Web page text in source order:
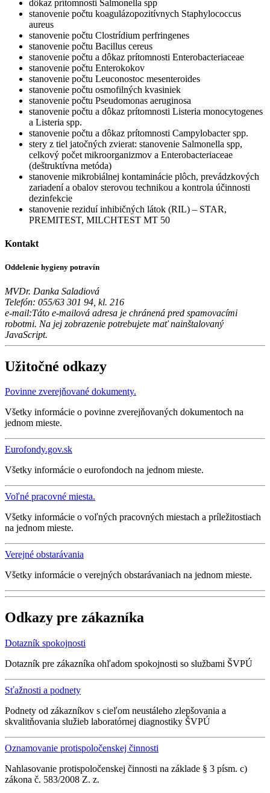
dôkaz prítomnosti Salmonella spp
stanovenie počtu koagulázopozitívnych Staphylococcus
aureus
stanovenie počtu Clostrídium perfringenes
stanovenie počtu Bacillus cereus
stanovenie počtu a dôkaz prítomnosti Enterobacteriaceae
stanovenie počtu Enterokokov
stanovenie počtu Leuconostoc mesenteroides
stanovenie počtu osmofilných kvasiniek
stanovenie počtu Pseudomonas aeruginosa
stanovenie počtu a dôkaz prítomnosti Listeria monocytogenes
a Listeria spp.
stanovenie počtu a dôkaz prítomnosti Campylobacter spp.
stery z tiel jatočných zvierat: stanovenie Salmonella spp,
celkový počet mikroorganizmov a Enterobacteriaceae
(deštruktívna metóda)
stanovenie mikrobiálnej kontaminácie plôch, prevádzkových
zariadení a obalov sterovou technikou a kontrola účinnosti
dezinfekcie
stanovenie reziduí inhibičných látok (RIL) – STAR,
PREMITEST, MILCHTEST MT 50
Kontakt
Oddelenie hygieny potravín
MVDr. Danka Saladiová
Telefón: 055/63 301 94, kl. 216
e-mail:Táto e-mailová adresa je chránená pred spamovacími
robotmi. Na jej zobrazenie potrebujete mať nainštalovaný
JavaScript.
Užitočné odkazy
Povinne zverejňované dokumenty.
Všetky informácie o povinne zverejňovaných dokumentoch na
jednom mieste.
Eurofondy.gov.sk
Všetky informácie o eurofondoch na jednom mieste.
Voľné pracovné miesta.
Všetky informácie o voľných pracovných miestach a príležitostiach
na jednom mieste.
Verejné obstarávania
Všetky informácie o verejných obstarávaniach na jednom mieste.
Odkazy pre zákazníka
Dotazník spokojnosti
Dotazník pre zákazníka ohľadom spokojnosti so službami ŠVPÚ
Sťažnosti a podnety
Podnety od zákazníkov s cieľom neustáleho zlepšovania a
skvalitňovania služieb laboratórnej diagnostiky ŠVPÚ
Oznamovanie protispoločenskej činnosti
Nahlasovanie protispoločenskej činnosti na základe § 3 písm. c)
zákona č. 583/2008 Z. z.